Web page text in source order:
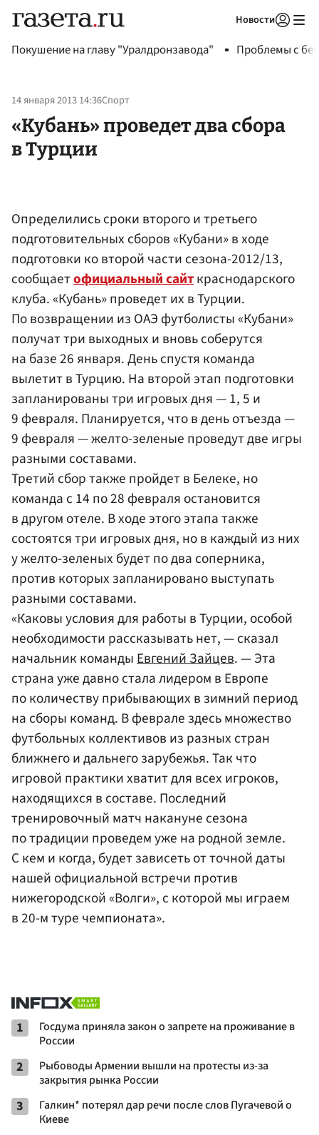
Новости
Покушение на главу "Уралдронзавода" Проблемы с
14 января 2013 14:36Спорт
«Кубань» проведет два сбора
в Турции
Определились сроки второго и третьего
подготовительных сборов «Кубани» в ходе
подготовки ко второй части сезона-2012/13,
сообщаетофициальный сайткраснодарского
клуба. «Кубань» проведет их в Турции.
По возвращении из ОАЭ футболисты «Кубани»
получат три выходных и вновь соберутся
на базе 26 января. День спустя команда
вылетит в Турцию. На второй этап подготовки
запланированы три игровых дня — 1, 5 и
9 февраля. Планируется, что в день отъезда —
9 февраля — желто-зеленые проведут две игры
разными составами.
Третий сбор также пройдет в Белеке, но
команда с 14 по 28 февраля остановится
в другом отеле. В ходе этого этапа также
состоятся три игровых дня, но в каждый из них
у желто-зеленых будет по два соперника,
против которых запланировано выступать
разными составами.
«Каковы условия для работы в Турции, особой
необходимости рассказывать нет, — сказал
начальник командыЕвгений Зайцев. — Эта
страна уже давно стала лидером в Европе
по количеству прибывающих в зимний период
на сборы команд. В феврале здесь множество
футбольных коллективов из разных стран
ближнего и дальнего зарубежья. Так что
игровой практики хватит для всех игроков,
находящихся в составе. Последний
тренировочный матч накануне сезона
по традиции проведем уже на родной земле.
С кем и когда, будет зависеть от точной даты
нашей официальной встречи против
нижегородской «Волги», с которой мы играем
в 20-м туре чемпионата».
1
Госдума приняла закон о запрете на проживание в
России
2
Рыбоводы Армении вышли на протесты из-за
закрытия рынка России
3
Галкин* потерял дар речи после слов Пугачевой о
Киеве